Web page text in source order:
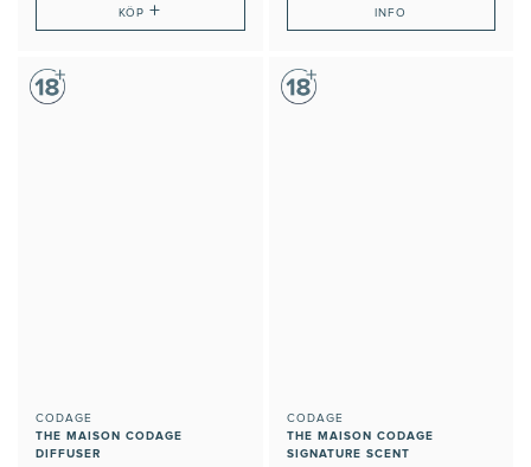
KÖP+ INFO
CODAGE
THE MAISON CODAGE
DIFFUSER
CODAGE
THE MAISON CODAGE
SIGNATURE SCENT